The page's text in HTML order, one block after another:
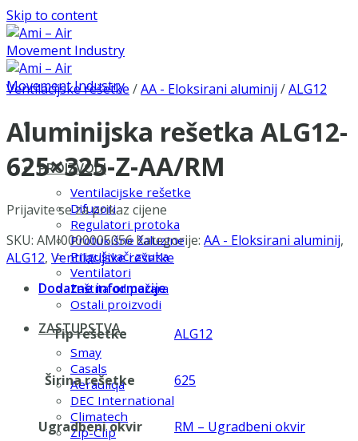
Skip to content
PROIZVODI
Ventilacijske rešetke
Difuzori
Regulatori protoka
Protukišne žaluzine
Prigušivači zvuka
Ventilatori
Zaštita od požara
Ostali proizvodi
ZASTUPSTVA
Smay
Casals
Aerauliqa
DEC International
Climatech
Zip-Clip
Ventilacijske rešetke /AA - Eloksirani aluminij /ALG12
Aluminijska rešetka ALG12-
625×325-Z-AA/RM
Prijavite se za prikaz cijene
SKU: AMI0000005056 Kategorije: AA - Eloksirani aluminij,
ALG12, Ventilacijske rešetke
Dodatne informacije
Tip rešetke ALG12
Širina rešetke 625
Ugradbeni okvir RM – Ugradbeni okvir